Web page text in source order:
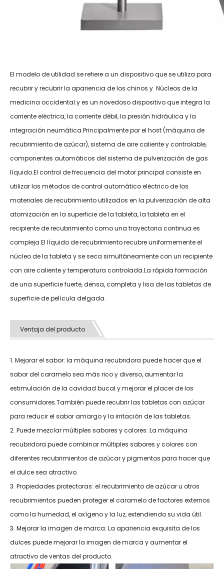
El modelo de utilidad se refiere a un dispositivo que se utiliza para
recubrir y recubrir la apariencia de los chinos y Núcleos de la
medicina occidental.y es un novedoso dispositivo que integra la
corriente eléctrica, la corriente débil, la presión hidráulica y la
integración neumática.Principalmente por el host (máquina de
recubrimiento de azúcar), sistema de aire caliente y controlable,
componentes automáticos del sistema de pulverización de gas
líquido.El control de frecuencia del motor principal consiste en
utilizar los métodos de control automático eléctrico de los
materiales de recubrimiento utilizados en la pulverización de alta
atomización en la superficie de la tableta, la tableta en el
recipiente de recubrimiento como una trayectoria continua es
compleja.El líquido de recubrimiento recubre uniformemente el
núcleo de la tableta y se seca simultáneamente con un recipiente
con aire caliente y temperatura controlada.La rápida formación
de una superficie fuerte, densa, completa y lisa de las tabletas de
superficie de película delgada.
Ventaja del producto
1. Mejorar el sabor: la máquina recubridora puede hacer que el
sabor del caramelo sea más rico y diverso, aumentar la
estimulación de la cavidad bucal y mejorar el placer de los
consumidores.También puede recubrir las tabletas con azúcar
para reducir el sabor amargo y la irritación de las tabletas.
2. Puede mezclar múltiples sabores y colores: La máquina
recubridora puede combinar múltiples sabores y colores con
diferentes recubrimientos de azúcar y pigmentos para hacer que
el dulce sea atractivo.
3. Propiedades protectoras: el recubrimiento de azúcar u otros
recubrimientos pueden proteger el caramelo de factores externos
como la humedad, el oxígeno y la luz, extendiendo su vida útil.
3. Mejorar la imagen de marca: La apariencia exquisita de los
dulces puede mejorar la imagen de marca y aumentar el
atractivo de ventas del producto.